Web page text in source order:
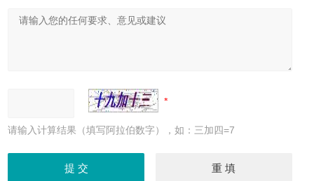
请输入计算结果（填写阿拉伯数字），如：三加四=7